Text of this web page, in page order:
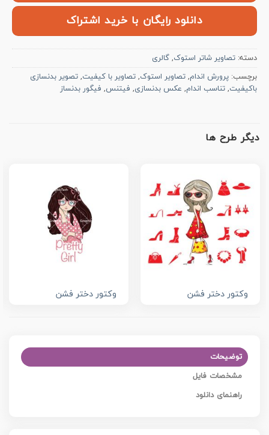
دانلود رایگان با خرید اشتراک
دسته: تصاویر شاتر استوک, گالری
برچسب: پرورش اندام, تصاویر استوک, تصاویر با کیفیت, تصویر بدنسازی
باکیفیت, تناسب اندام, عکس بدنسازی, فیتنس, فیگور بدنساز
دیگر طرح ها
وکتور دختر فشن وکتور دختر فشن
توضیحات
مشخصات فایل
راهنمای دانلود